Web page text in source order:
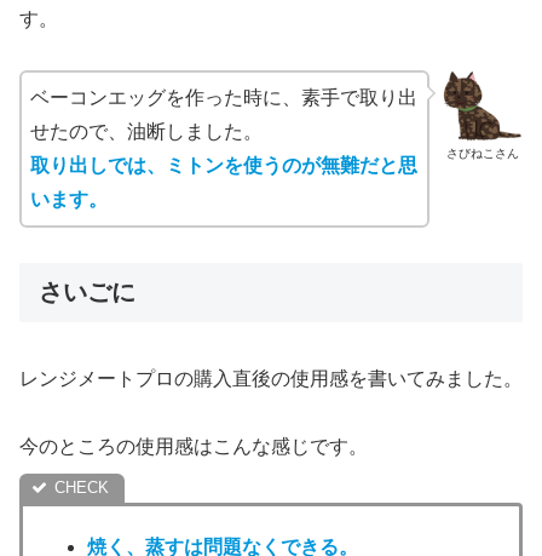
す。
さびねこさん
ベーコンエッグを作った時に、素手で取り出
せたので、油断しました。
取り出しでは、ミトンを使うのが無難だと思
います。
さいごに
レンジメートプロの購入直後の使用感を書いてみました。
今のところの使用感はこんな感じです。
焼く、蒸すは問題なくできる。